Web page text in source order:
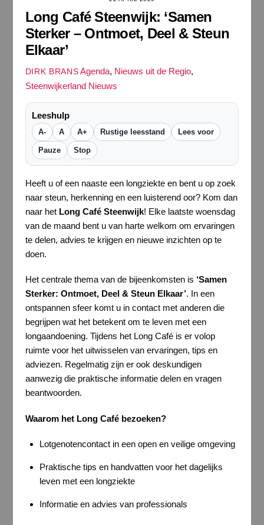
Long Café Steenwijk: ‘Samen
Sterker – Ontmoet, Deel & Steun
Elkaar’
DIRK BRANS Agenda, Nieuws uit de Regio,
Steenwijkerland Nieuws
Leeshulp
A- A A+ Rustige leesstand Lees voor
Pauze Stop
Heeft u of een naaste een longziekte en bent u op zoek
naar steun, herkenning en een luisterend oor? Kom dan
naar het Long Café Steenwijk! Elke laatste woensdag
van de maand bent u van harte welkom om ervaringen
te delen, advies te krijgen en nieuwe inzichten op te
doen.
Het centrale thema van de bijeenkomsten is ‘Samen
Sterker: Ontmoet, Deel & Steun Elkaar’. In een
ontspannen sfeer komt u in contact met anderen die
begrijpen wat het betekent om te leven met een
longaandoening. Tijdens het Long Café is er volop
ruimte voor het uitwisselen van ervaringen, tips en
adviezen. Regelmatig zijn er ook deskundigen
aanwezig die praktische informatie delen en vragen
beantwoorden.
Waarom het Long Café bezoeken?
Lotgenotencontact in een open en veilige omgeving
Praktische tips en handvatten voor het dagelijks
leven met een longziekte
Informatie en advies van professionals